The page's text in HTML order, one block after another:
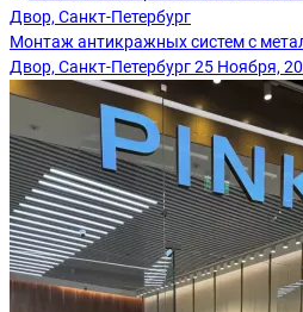
Монтаж антикражных систем с
Двор, Санкт-Петербург25 Ноября,